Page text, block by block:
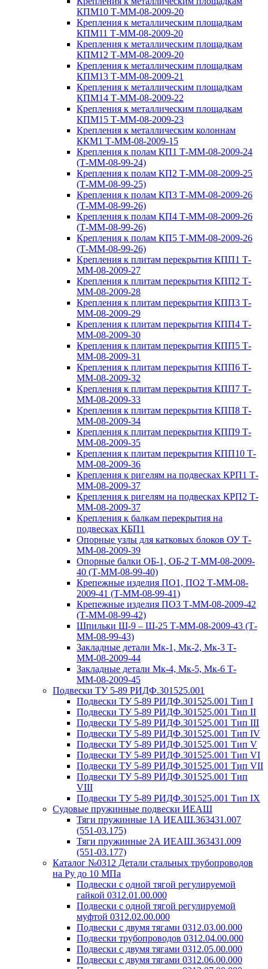
КПМ10 Т-ММ-08-2009-20
Крепления к металлическим площадкам
КПМ11 Т-ММ-08-2009-20
Крепления к металлическим площадкам
КПМ12 Т-ММ-08-2009-20
Крепления к металлическим площадкам
КПМ13 Т-ММ-08-2009-21
Крепления к металлическим площадкам
КПМ14 Т-ММ-08-2009-22
Крепления к металлическим площадкам
КПМ15 Т-ММ-08-2009-23
Крепления к металлическим колоннам
ККМ1 Т-ММ-08-2009-15
Крепления к полам КП1 Т-ММ-08-2009-24
(Т-ММ-08-99-24)
Крепления к полам КП2 Т-ММ-08-2009-25
(Т-ММ-08-99-25)
Крепления к полам КП3 Т-ММ-08-2009-26
(Т-ММ-08-99-26)
Крепления к полам КП4 Т-ММ-08-2009-26
(Т-ММ-08-99-26)
Крепления к полам КП5 Т-ММ-08-2009-26
(Т-ММ-08-99-26)
Крепления к плитам перекрытия КПП1 Т-
ММ-08-2009-27
Крепления к плитам перекрытия КПП2 Т-
ММ-08-2009-28
Крепления к плитам перекрытия КПП3 Т-
ММ-08-2009-29
Крепления к плитам перекрытия КПП4 Т-
ММ-08-2009-30
Крепления к плитам перекрытия КПП5 Т-
ММ-08-2009-31
Крепления к плитам перекрытия КПП6 Т-
ММ-08-2009-32
Крепления к плитам перекрытия КПП7 Т-
ММ-08-2009-33
Крепления к плитам перекрытия КПП8 Т-
ММ-08-2009-34
Крепления к плитам перекрытия КПП9 Т-
ММ-08-2009-35
Крепления к плитам перекрытия КПП10 Т-
ММ-08-2009-36
Крепления к ригелям на подвесках КРП1 Т-
ММ-08-2009-37
Крепления к ригелям на подвесках КРП2 Т-
ММ-08-2009-37
Крепления к балкам перекрытия на
подвесках КБП1
Опорные узлы для катковых блоков ОУ Т-
ММ-08-2009-39
Опорные балки ОБ-1, ОБ-2 Т-ММ-08-2009-
40 (Т-ММ-08-99-40)
Крепежные изделия ПО1, ПО2 Т-ММ-08-
2009-41 (Т-ММ-08-99-41)
Крепежные изделия ПО3 Т-ММ-08-2009-42
(Т-ММ-08-99-42)
Шпильки Ш-9 – Ш-25 Т-ММ-08-2009-43 (Т-
ММ-08-99-43)
Закладные детали Мк-1, Мк-2, Мк-3 Т-
ММ-08-2009-44
Закладные детали Мк-4, Мк-5, Мк-6 Т-
ММ-08-2009-45
Подвески ТУ 5-89 РИДФ.301525.001
Подвески ТУ 5-89 РИДФ.301525.001 Тип I
Подвески ТУ 5-89 РИДФ.301525.001 Тип II
Подвески ТУ 5-89 РИДФ.301525.001 Тип III
Подвески ТУ 5-89 РИДФ.301525.001 Тип IV
Подвески ТУ 5-89 РИДФ.301525.001 Тип V
Подвески ТУ 5-89 РИДФ.301525.001 Тип VI
Подвески ТУ 5-89 РИДФ.301525.001 Тип VII
Подвески ТУ 5-89 РИДФ.301525.001 Тип
VIII
Подвески ТУ 5-89 РИДФ.301525.001 Тип IX
Судовые пружинные подвески ИЕАШ
Тяги пружинные 1А ИЕАШ.363431.007
(551-03.175)
Тяги пружинные 2А ИЕАШ.363431.009
(551-03.177)
Каталог №0312 Детали стальных трубопроводов
на Ру до 10 МПа
Подвески с одной тягой регулируемой
гайкой 0312.01.00.000
Подвески с одной тягой регулируемой
муфтой 0312.02.00.000
Подвески с двумя тягами 0312.03.00.000
Подвески трубопроводов 0312.04.00.000
Подвески с двумя тягами 0312.05.00.000
Подвески с двумя тягами 0312.06.00.000